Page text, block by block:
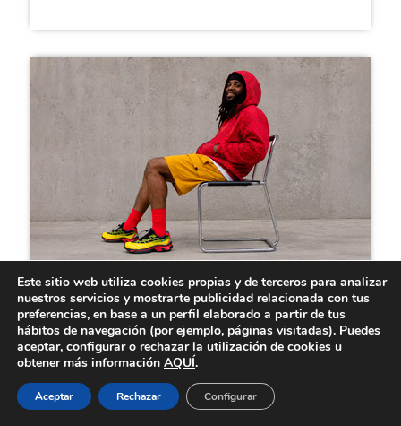
Kith y Salomon estrenan nuevas
zapas de tendencia...
Kith y Salomon vuelven a unir fuerzas para reimaginar el
legado de las icónicas zapatillas XT a...
Este sitio web utiliza cookies propias y de terceros para analizar
nuestros servicios y mostrarte publicidad relacionada con tus
preferencias, en base a un perfil elaborado a partir de tus
hábitos de navegación (por ejemplo, páginas visitadas). Puedes
aceptar, configurar o rechazar la utilización de cookies u
obtener más información AQUÍ.
Aceptar Rechazar Configurar